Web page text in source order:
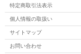
特定商取引法表示
個人情報の取扱い
サイトマップ
お問い合わせ